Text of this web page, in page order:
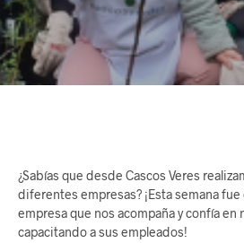
¿Sabías que desde Cascos Veres
diferentes empresas? ¡Esta semana
empresa que nos acompaña y confía
capacitando a sus empleados!